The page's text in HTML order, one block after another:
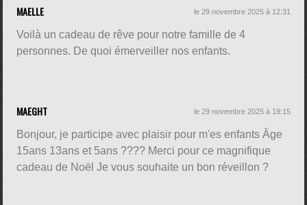
MAELLE le 29 novembre 2025 à 12:31
Voilà un cadeau de rêve pour notre famille de 4
personnes. De quoi émerveiller nos enfants.
MAEGHT le 29 novembre 2025 à 19:15
Bonjour, je participe avec plaisir pour m'es enfants Âge
15ans 13ans et 5ans ???? Merci pour ce magnifique
cadeau de Noël Je vous souhaite un bon réveillon ?